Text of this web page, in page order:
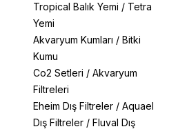
Tropical Balık Yemi / Tetra
Yemi
Akvaryum Kumları / Bitki
Kumu
Co2 Setleri / Akvaryum
Filtreleri
Eheim Dış Filtreler / Aquael
Dış Filtreler / Fluval Dış